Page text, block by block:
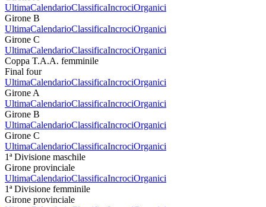
UltimaCalendarioClassificaIncrociOrganici
Girone B
UltimaCalendarioClassificaIncrociOrganici
Girone C
UltimaCalendarioClassificaIncrociOrganici
Coppa T.A.A. femminile
Final four
UltimaCalendarioClassificaIncrociOrganici
Girone A
UltimaCalendarioClassificaIncrociOrganici
Girone B
UltimaCalendarioClassificaIncrociOrganici
Girone C
UltimaCalendarioClassificaIncrociOrganici
1ª Divisione maschile
Girone provinciale
UltimaCalendarioClassificaIncrociOrganici
1ª Divisione femminile
Girone provinciale